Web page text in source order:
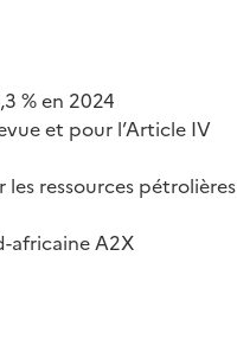
% en 2024
et pour l’Article IV
ressources pétrolières
africaine A2X